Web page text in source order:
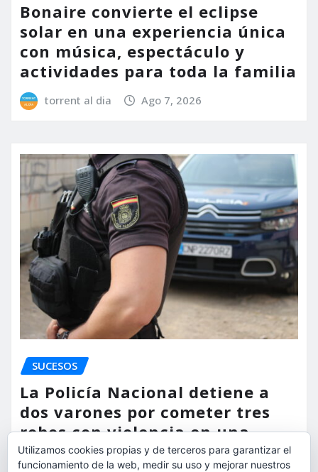
Bonaire convierte el eclipse
solar en una experiencia única
con música, espectáculo y
actividades para toda la familia
torrent al dia Ago 7, 2026
SUCESOS
La Policía Nacional detiene a
dos varones por cometer tres
robos con violencia en una
misma mañana
Utilizamos cookies propias y de terceros para garantizar el
funcionamiento de la web, medir su uso y mejorar nuestros